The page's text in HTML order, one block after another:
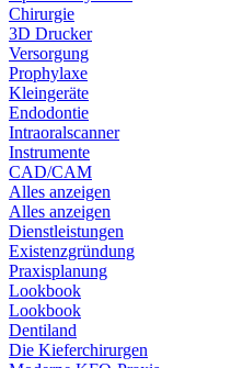
Chirurgie
3D Drucker
Versorgung
Prophylaxe
Kleingeräte
Endodontie
Intraoralscanner
Instrumente
CAD/CAM
Alles anzeigen
Alles anzeigen
Dienstleistungen
Existenzgründung
Praxisplanung
Lookbook
Lookbook
Dentiland
Die Kieferchirurgen